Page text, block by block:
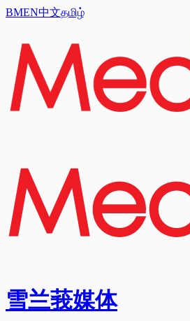
BMEN中文தமிழ்
雪兰莪媒体